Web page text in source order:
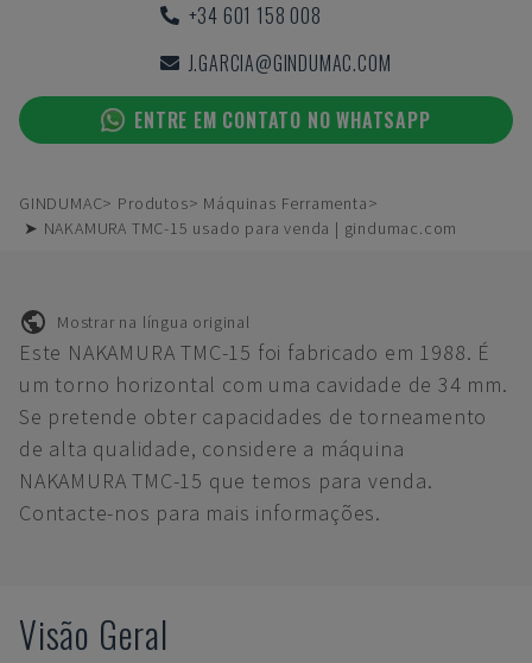
+34 601 158 008
J.GARCIA@GINDUMAC.COM
ENTRE EM CONTATO NO WHATSAPP
GINDUMAC Produtos
Máquinas Ferramenta
➤ NAKAMURA TMC-15 usado para venda | gindumac.com
Mostrar na língua original
Este NAKAMURA TMC-15 foi fabricado em 1988. É
um torno horizontal com uma cavidade de 34 mm.
Se pretende obter capacidades de torneamento
de alta qualidade, considere a máquina
NAKAMURA TMC-15 que temos para venda.
Contacte-nos para mais informações.
Visão Geral